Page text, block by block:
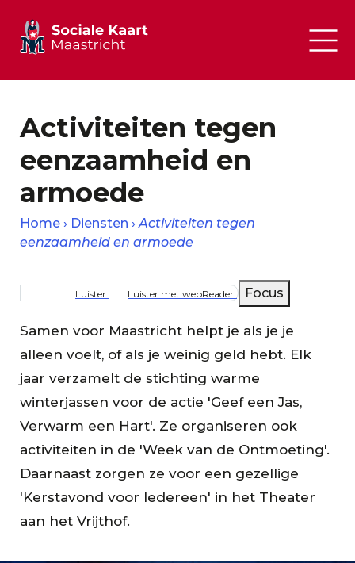
Activiteiten tegen
eenzaamheid en
armoede
Home Diensten
Activiteiten tegen
eenzaamheid en armoede
Luister Luister met webReader Focus
Samen voor Maastricht helpt je als je je
alleen voelt, of als je weinig geld hebt. Elk
jaar verzamelt de stichting warme
winterjassen voor de actie 'Geef een Jas,
Verwarm een Hart'. Ze organiseren ook
activiteiten in de 'Week van de Ontmoeting'.
Daarnaast zorgen ze voor een gezellige
'Kerstavond voor Iedereen' in het Theater
aan het Vrijthof.